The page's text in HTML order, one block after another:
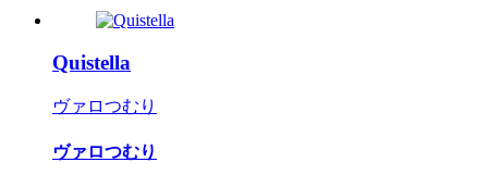
Quistella
ヴァロつむり
ヴァロつむり